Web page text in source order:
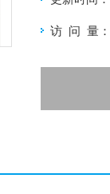
访 问 量：